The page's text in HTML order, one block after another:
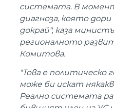
системата. В
диагноза, която
докрай", каза
регионалното
Комитова.
"Това е политическо
може би искат
Реално системата